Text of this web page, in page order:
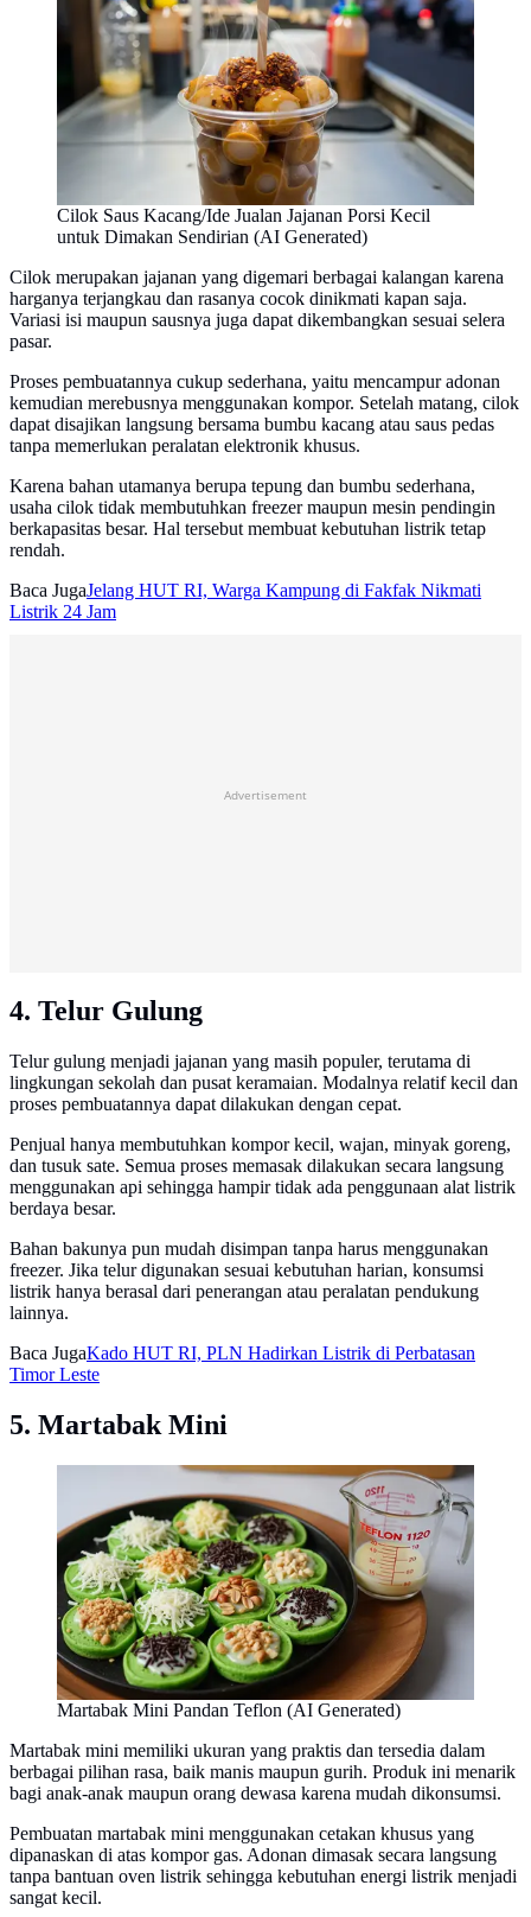
Cilok Saus Kacang/Ide Jualan Jajanan Porsi Kecil
untuk Dimakan Sendirian (AI Generated)
Cilok merupakan jajanan yang digemari berbagai kalangan karena
harganya terjangkau dan rasanya cocok dinikmati kapan saja.
Variasi isi maupun sausnya juga dapat dikembangkan sesuai selera
pasar.
Proses pembuatannya cukup sederhana, yaitu mencampur adonan
kemudian merebusnya menggunakan kompor. Setelah matang, cilok
dapat disajikan langsung bersama bumbu kacang atau saus pedas
tanpa memerlukan peralatan elektronik khusus.
Karena bahan utamanya berupa tepung dan bumbu sederhana,
usaha cilok tidak membutuhkan freezer maupun mesin pendingin
berkapasitas besar. Hal tersebut membuat kebutuhan listrik tetap
rendah.
Baca JugaJelang HUT RI, Warga Kampung di Fakfak Nikmati
Listrik 24 Jam
Advertisement
4. Telur Gulung
Telur gulung menjadi jajanan yang masih populer, terutama di
lingkungan sekolah dan pusat keramaian. Modalnya relatif kecil dan
proses pembuatannya dapat dilakukan dengan cepat.
Penjual hanya membutuhkan kompor kecil, wajan, minyak goreng,
dan tusuk sate. Semua proses memasak dilakukan secara langsung
menggunakan api sehingga hampir tidak ada penggunaan alat listrik
berdaya besar.
Bahan bakunya pun mudah disimpan tanpa harus menggunakan
freezer. Jika telur digunakan sesuai kebutuhan harian, konsumsi
listrik hanya berasal dari penerangan atau peralatan pendukung
lainnya.
Baca JugaKado HUT RI, PLN Hadirkan Listrik di Perbatasan
Timor Leste
5. Martabak Mini
Martabak Mini Pandan Teflon (AI Generated)
Martabak mini memiliki ukuran yang praktis dan tersedia dalam
berbagai pilihan rasa, baik manis maupun gurih. Produk ini menarik
bagi anak-anak maupun orang dewasa karena mudah dikonsumsi.
Pembuatan martabak mini menggunakan cetakan khusus yang
dipanaskan di atas kompor gas. Adonan dimasak secara langsung
tanpa bantuan oven listrik sehingga kebutuhan energi listrik menjadi
sangat kecil.